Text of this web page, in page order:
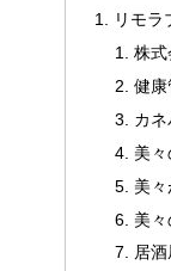
リモラ
株式
健康
カ
美
美
美々
居酒